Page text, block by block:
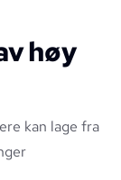
høy
kan lage fra